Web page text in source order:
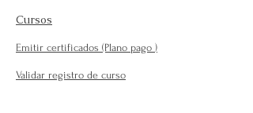
Cursos
Emitir certificados (Plano pago )
Validar registro de curso